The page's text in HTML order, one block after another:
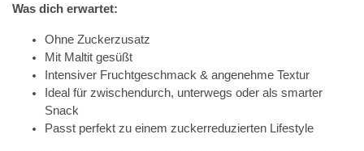
Was dich erwartet:
Ohne Zuckerzusatz
Mit Maltit gesüßt
Intensiver Fruchtgeschmack & angenehme Textur
Ideal für zwischendurch, unterwegs oder als smarter
Snack
Passt perfekt zu einem zuckerreduzierten Lifestyle